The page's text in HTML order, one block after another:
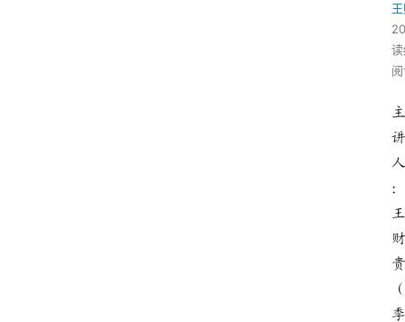
主
讲
人
：
王
财
贵
（
季